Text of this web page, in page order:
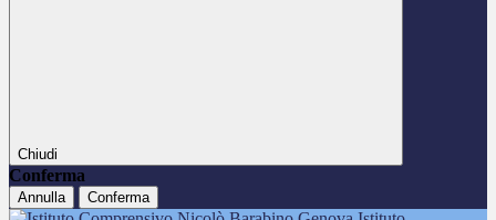
Chiudi
Conferma
Annulla Conferma